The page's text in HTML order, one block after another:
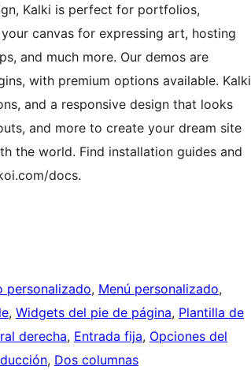
Kalki is perfect for portfolios,
canvas for expressing art, hosting
and much more. Our demos are
with premium options available. Kalki
and a responsive design that looks
and more to create your dream site
the world. Find installation guides and
docs.
personalizado, Menú personalizado
, Widgets del pie de página, Plantilla de
derecha, Entrada fija, Opciones del
, Dos columnas